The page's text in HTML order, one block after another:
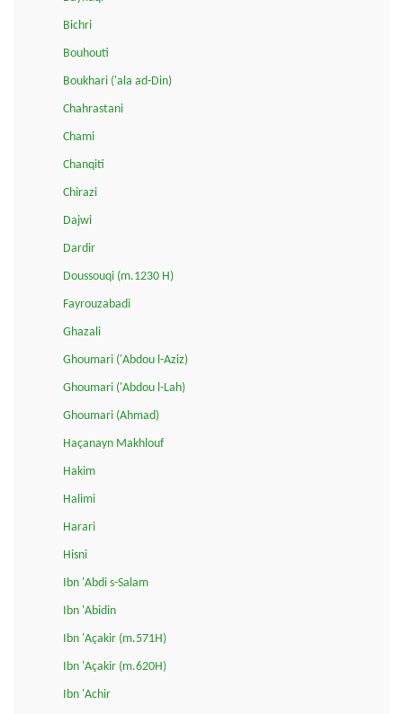
Bichri
Bouhouti
Boukhari ('ala ad-Din)
Chahrastani
Chami
Chanqiti
Chirazi
Dajwi
Dardir
Doussouqi (m.1230 H)
Fayrouzabadi
Ghazali
Ghoumari ('Abdou l-Aziz)
Ghoumari ('Abdou l-Lah)
Ghoumari (Ahmad)
Haçanayn Makhlouf
Hakim
Halimi
Harari
Hisni
Ibn 'Abdi s-Salam
Ibn 'Abidin
Ibn 'Açakir (m.571H)
Ibn 'Açakir (m.620H)
Ibn 'Achir